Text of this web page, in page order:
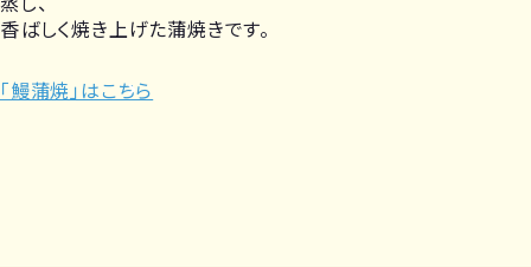
香ばしく焼き上げた蒲焼きです。
「鰻蒲焼」はこちら